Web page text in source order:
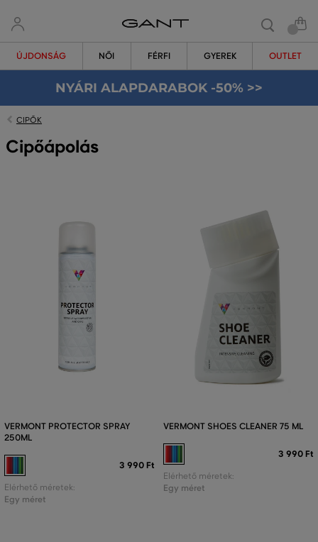
ÚJDONSÁG NŐI FÉRFI GYEREK OUTLET
NYÁRI ALAPDARABOK -50% >>
CIPŐK
Cipőápolás
VERMONT PROTECTOR SPRAY
250ML
3 990 Ft
Elérhető méretek:
Egy méret
VERMONT SHOES CLEANER 75 ML
3 990 Ft
Elérhető méretek:
Egy méret